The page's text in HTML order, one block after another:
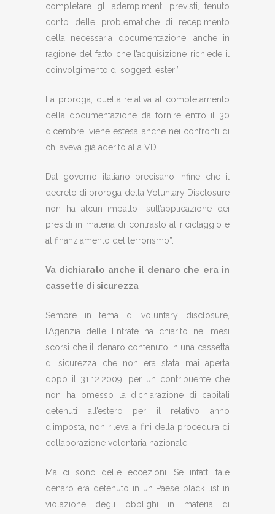
completare gli adempimenti previsti, tenuto
conto delle problematiche di recepimento
della necessaria documentazione, anche in
ragione del fatto che l’acquisizione richiede il
coinvolgimento di soggetti esteri”.
La proroga, quella relativa al completamento
della documentazione da fornire entro il 30
dicembre, viene estesa anche nei confronti di
chi aveva già aderito alla VD.
Dal governo italiano precisano infine che il
decreto di proroga della Voluntary Disclosure
non ha alcun impatto “sull’applicazione dei
presidi in materia di contrasto al riciclaggio e
al finanziamento del terrorismo”.
Va dichiarato anche il denaro che era in
cassette di sicurezza
Sempre in tema di voluntary disclosure,
l’Agenzia delle Entrate ha chiarito nei mesi
scorsi che il denaro contenuto in una cassetta
di sicurezza che non era stata mai aperta
dopo il 31.12.2009, per un contribuente che
non ha omesso la dichiarazione di capitali
detenuti all’estero per il relativo anno
d’imposta, non rileva ai fini della procedura di
collaborazione volontaria nazionale.
Ma ci sono delle eccezioni. Se infatti tale
denaro era detenuto in un Paese black list in
violazione degli obblighi in materia di